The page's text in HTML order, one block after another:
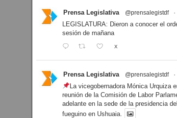
Prensa Legislativa @prensalegistdf ·
LEGISLATURA: Dieron a conocer el
sesión de mañana
X
Prensa Legislativa @prensalegistdf ·
La vicegobernadora Mónica Urquiza
reunión de la Comisión de Labor
adelante en la sede de la presidencia
fueguino en Ushuaia.